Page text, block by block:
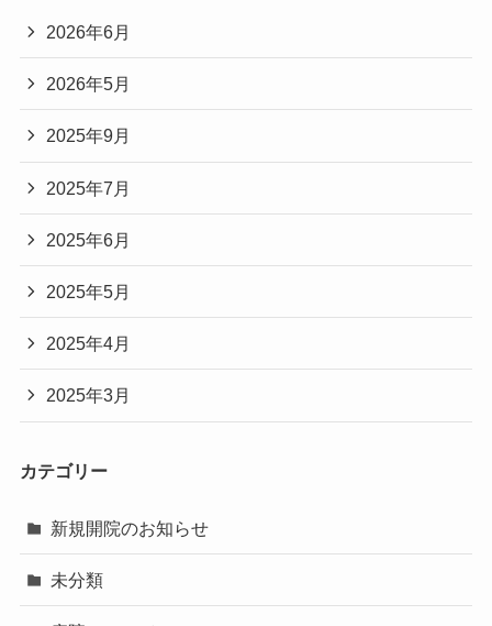
2026年6月
2026年5月
2025年9月
2025年7月
2025年6月
2025年5月
2025年4月
2025年3月
カテゴリー
新規開院のお知らせ
未分類